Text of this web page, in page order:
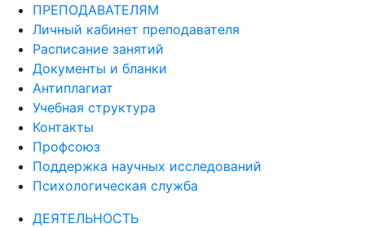
ПРЕПОДАВАТЕЛЯМ
Личный кабинет преподавателя
Расписание занятий
Документы и бланки
Антиплагиат
Учебная структура
Контакты
Профсоюз
Поддержка научных исследований
Психологическая служба
ДЕЯТЕЛЬНОСТЬ